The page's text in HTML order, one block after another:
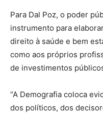
Para Dal Poz, o poder
instrumento para
direito à saúde e bem
como aos próprios
de investimentos
“A Demografia coloca
dos políticos, dos